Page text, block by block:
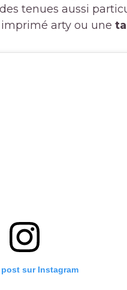
tenues aussi
arty ou une
post sur Instagram